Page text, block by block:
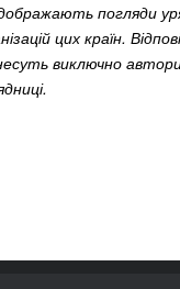
погляди
цих країн.
несуть виключно